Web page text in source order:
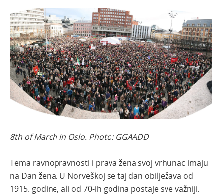
8th of March in Oslo. Photo: GGAADD
Tema ravnopravnosti i prava žena svoj vrhunac imaju
na Dan žena. U Norveškoj se taj dan obilježava od
1915. godine, ali od 70-ih godina postaje sve važniji.